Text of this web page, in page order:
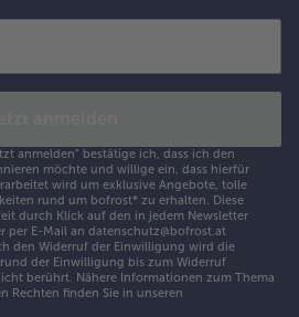
anmelden" bestätige ich, dass ich den
möchte und willige ein, dass hierfür
wird um exklusive Angebote, tolle
rund um bofrost* zu erhalten. Diese
durch Klick auf den in jedem Newsletter
per E-Mail an datenschutz@bofrost.at
den Widerruf der Einwilligung wird die
der Einwilligung bis zum Widerruf
berührt. Nähere Informationen zum Thema
Rechten finden Sie in unseren